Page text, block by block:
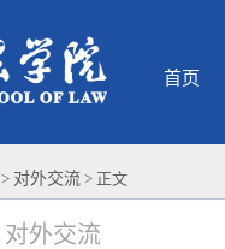
首页
> 对外交流 > 正文
对外交流